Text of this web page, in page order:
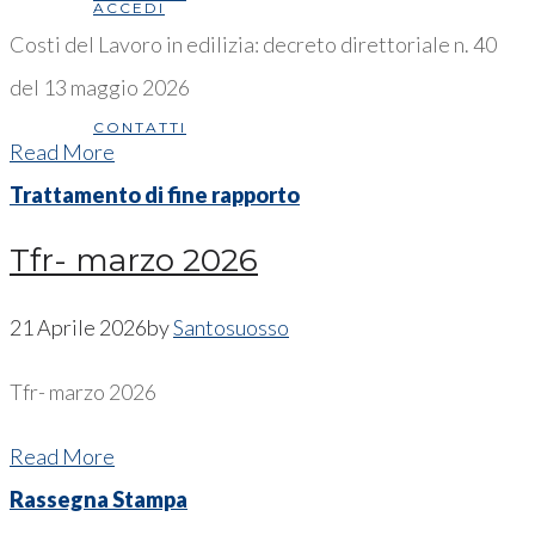
ACCEDI
CONTATTI
Costi del Lavoro in edilizia: decreto direttoriale n. 40
del 13 maggio 2026
Read More
Trattamento di fine rapporto
Tfr- marzo 2026
21 Aprile 2026bySantosuosso
Tfr- marzo 2026
Read More
Rassegna Stampa